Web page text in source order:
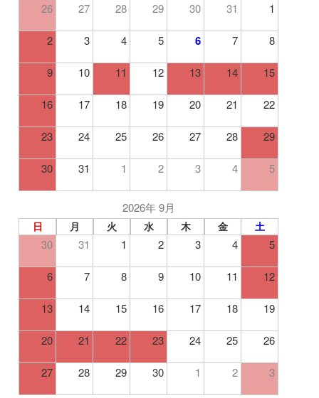
26 27 28 29 30 31 1
2 3 4 5 6 7 8
9 10 11 12 13 14 15
16 17 18 19 20 21 22
23 24 25 26 27 28 29
30 31 1 2 3 4 5
2026年 9月
日 月 火 水 木 金 土
30 31 1 2 3 4 5
6 7 8 9 10 11 12
13 14 15 16 17 18 19
20 21 22 23 24 25 26
27 28 29 30 1 2 3